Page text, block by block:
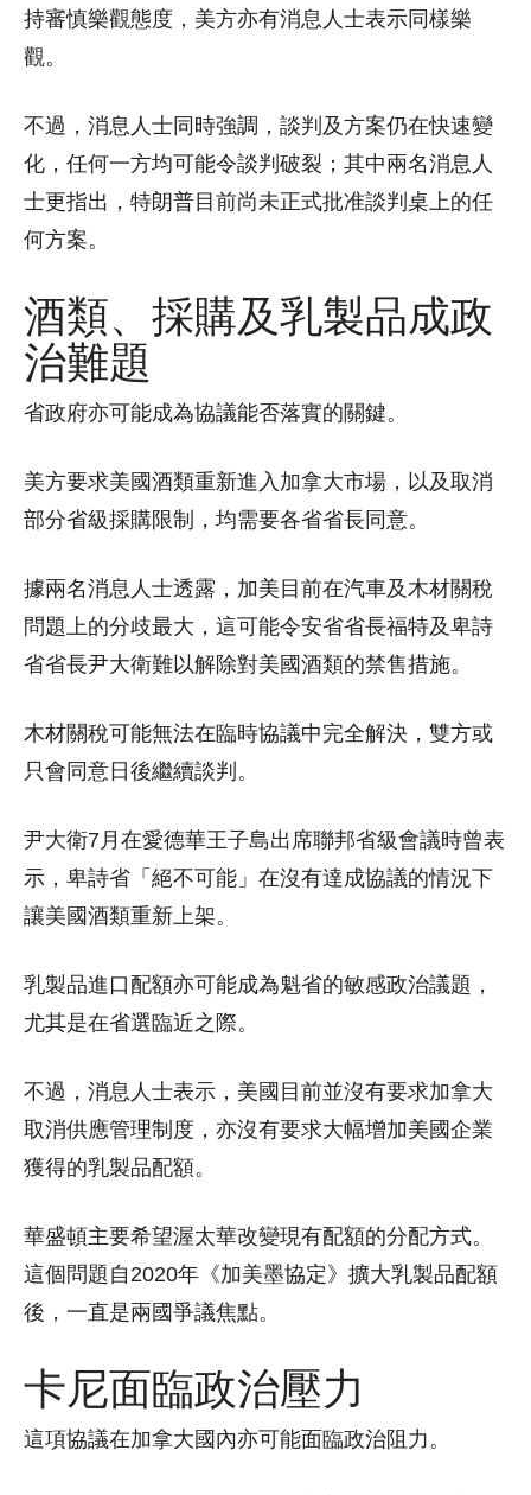
持審慎樂觀態度，美方亦有消息人士表示同樣樂
觀。
不過，消息人士同時強調，談判及方案仍在快速變
化，任何一方均可能令談判破裂；其中兩名消息人
士更指出，特朗普目前尚未正式批准談判桌上的任
何方案。
酒類、採購及乳製品成政
治難題
省政府亦可能成為協議能否落實的關鍵。
美方要求美國酒類重新進入加拿大市場，以及取消
部分省級採購限制，均需要各省省長同意。
據兩名消息人士透露，加美目前在汽車及木材關稅
問題上的分歧最大，這可能令安省省長福特及卑詩
省省長尹大衛難以解除對美國酒類的禁售措施。
木材關稅可能無法在臨時協議中完全解決，雙方或
只會同意日後繼續談判。
尹大衛7月在愛德華王子島出席聯邦省級會議時曾表
示，卑詩省「絕不可能」在沒有達成協議的情況下
讓美國酒類重新上架。
乳製品進口配額亦可能成為魁省的敏感政治議題，
尤其是在省選臨近之際。
不過，消息人士表示，美國目前並沒有要求加拿大
取消供應管理制度，亦沒有要求大幅增加美國企業
獲得的乳製品配額。
華盛頓主要希望渥太華改變現有配額的分配方式。
這個問題自2020年《加美墨協定》擴大乳製品配額
後，一直是兩國爭議焦點。
卡尼面臨政治壓力
這項協議在加拿大國內亦可能面臨政治阻力。